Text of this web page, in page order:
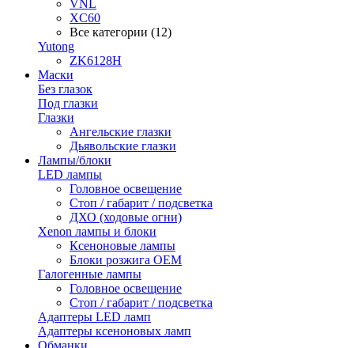
VNL
XC60
Все категории (12)
Yutong
ZK6128H
Маски
Без глазок
Под глазки
Глазки
Ангельские глазки
Дьявольские глазки
Лампы/блоки
LED лампы
Головное освещение
Стоп / габарит / подсветка
ДХО (ходовые огни)
Xenon лампы и блоки
Ксеноновые лампы
Блоки розжига OEM
Галогенные лампы
Головное освещение
Стоп / габарит / подсветка
Адаптеры LED ламп
Адаптеры ксеноновых ламп
Обманки